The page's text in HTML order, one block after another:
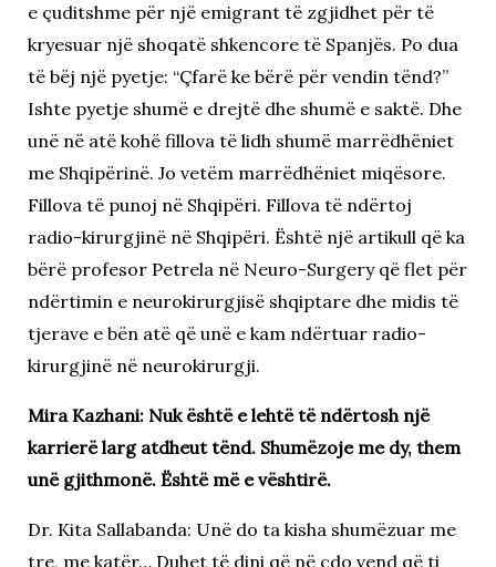
e çuditshme për një emigrant të zgjidhet për të
kryesuar një shoqatë shkencore të Spanjës. Po dua
të bëj një pyetje: “Çfarë ke bërë për vendin tënd?”
Ishte pyetje shumë e drejtë dhe shumë e saktë. Dhe
unë në atë kohë fillova të lidh shumë marrëdhëniet
me Shqipërinë. Jo vetëm marrëdhëniet miqësore.
Fillova të punoj në Shqipëri. Fillova të ndërtoj
radio-kirurgjinë në Shqipëri. Është një artikull që ka
bërë profesor Petrela në Neuro-Surgery që flet për
ndërtimin e neurokirurgjisë shqiptare dhe midis të
tjerave e bën atë që unë e kam ndërtuar radio-
kirurgjinë në neurokirurgji.
Mira Kazhani: Nuk është e lehtë të ndërtosh një
karrierë larg atdheut tënd. Shumëzoje me dy, them
unë gjithmonë. Është më e vështirë.
Dr. Kita Sallabanda: Unë do ta kisha shumëzuar me
tre, me katër… Duhet të dini që në çdo vend që ti